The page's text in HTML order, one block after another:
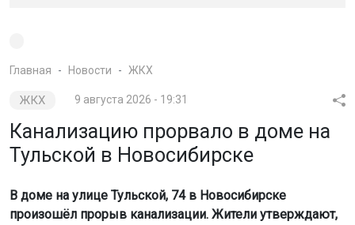
Главная Новости ЖКХ
ЖКХ 9 августа 2026 - 19:31
Канализацию прорвало в доме на
Тульской в Новосибирске
В доме на улице Тульской, 74 в Новосибирске
произошёл прорыв канализации. Жители утверждают,